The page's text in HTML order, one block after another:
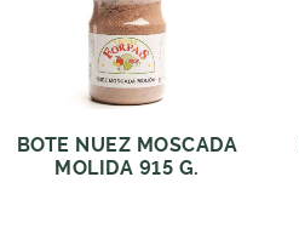
BOTE NUEZ MOSCADA
MOLIDA 915 G.